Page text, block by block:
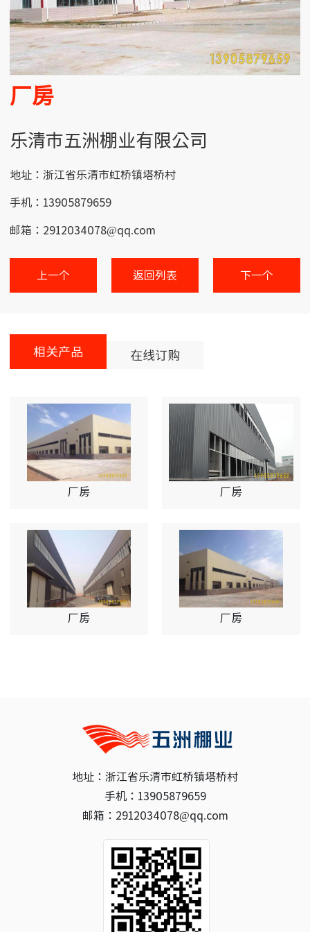
厂房
乐清市五洲棚业有限公司
地址：浙江省乐清市虹桥镇塔桥村
手机：13905879659
邮箱：2912034078@qq.com
上一个 返回列表 下一个
相关产品 在线订购
厂房 厂房
厂房 厂房
地址：浙江省乐清市虹桥镇塔桥村
手机：13905879659
邮箱：2912034078@qq.com